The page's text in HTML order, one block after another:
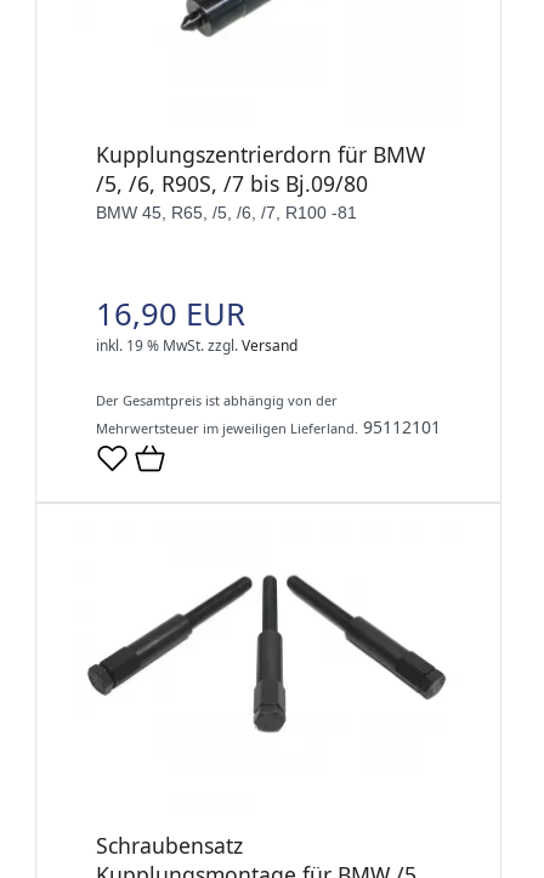
Kupplungszentrierdorn für BMW
/5, /6, R90S, /7 bis Bj.09/80
BMW 45, R65, /5, /6, /7, R100 -81
16,90 EUR
inkl. 19 % MwSt.zzgl.Versand
Der Gesamtpreis ist abhängig von der
Mehrwertsteuer im jeweiligen Lieferland. 95112101
Schraubensatz